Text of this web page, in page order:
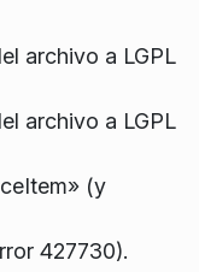
archivo a LGPL
archivo a LGPL
(y
427730).